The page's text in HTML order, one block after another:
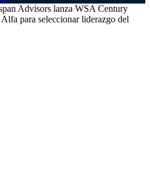
Advisors lanza WSA Century
para seleccionar liderazgo del